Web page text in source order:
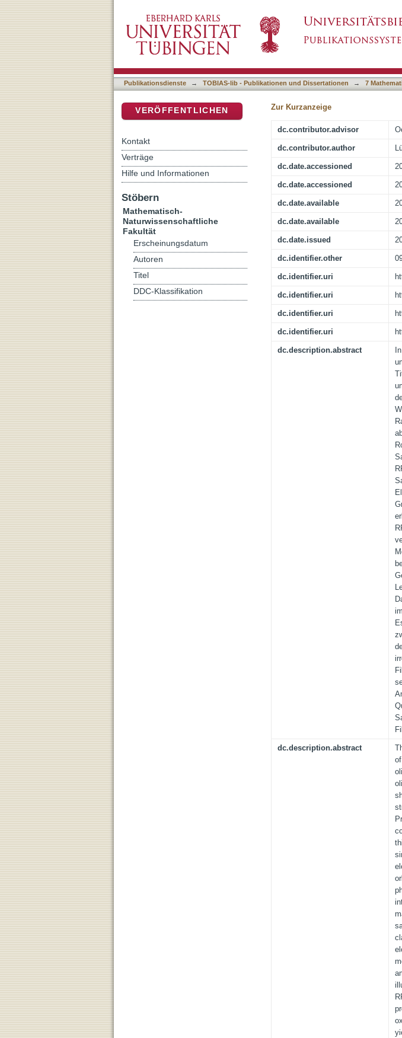
Filmen pi-konjugierter Verbindungen
Publikationsdienste → TOBIAS-lib - Publikationen und Dissertationen → 7
Zur Kurzanzeige
dc.contributor.advisor
dc.contributor.author
dc.date.accessioned
dc.date.accessioned
dc.date.available
dc.date.available
dc.date.issued
dc.identifier.other
dc.identifier.uri
dc.identifier.uri
dc.identifier.uri
dc.identifier.uri
dc.description.abstract
dc.description.abstract
VERÖFFENTLICHEN
Kontakt
Verträge
Hilfe und Informationen
Stöbern
Mathematisch-
Naturwissenschaftliche
Fakultät
Erscheinungsdatum
Autoren
Titel
DDC-Klassifikation